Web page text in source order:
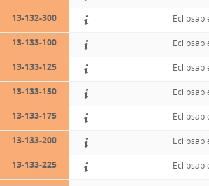
13-132-300
13-133-100
13-133-125
13-133-150
13-133-175
13-133-200
13-133-225